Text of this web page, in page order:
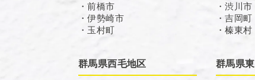
・前橋市
・伊勢崎市
・玉村町
・渋川市
・吉岡町
・榛東村
群馬県西毛地区 群馬県